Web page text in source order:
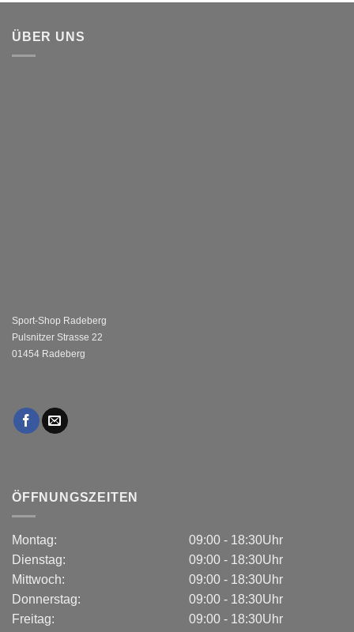
ÜBER UNS
Sport-Shop Radeberg
Pulsnitzer Strasse 22
01454 Radeberg
ÖFFNUNGSZEITEN
Montag:
Dienstag:
Mittwoch:
Donnerstag:
Freitag:
09:00 - 18:30Uhr
09:00 - 18:30Uhr
09:00 - 18:30Uhr
09:00 - 18:30Uhr
09:00 - 18:30Uhr